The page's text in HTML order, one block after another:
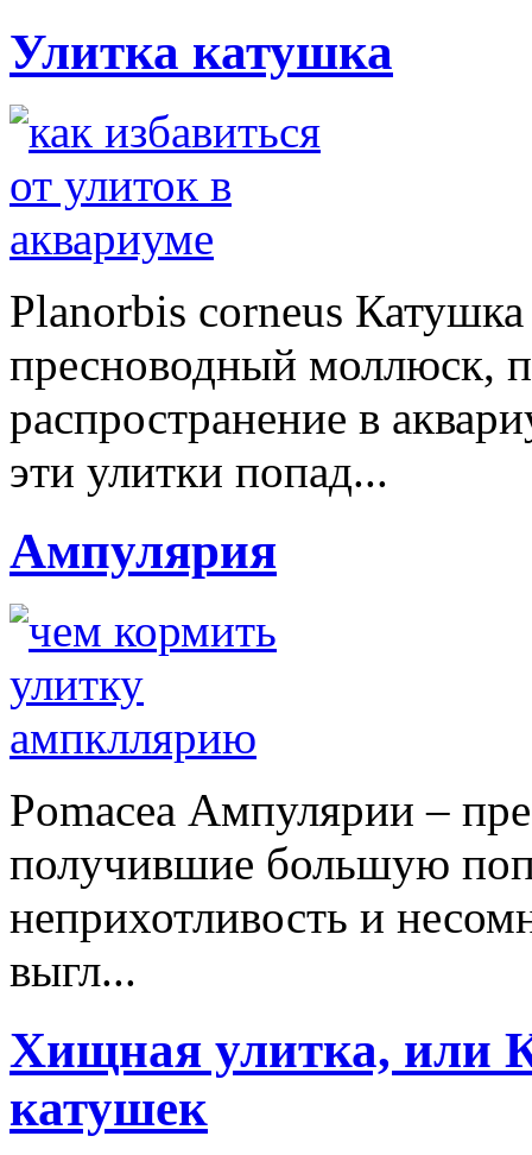
Улитка катушка
Planorbis corneus
пресноводный моллюск,
распространение в
эти улитки попад...
Ампулярия
Pomacea Ампулярии –
получившие большую
неприхотливость и
выгл...
Хищная улитка, или
катушек